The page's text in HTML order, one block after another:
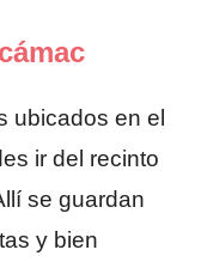
ubicados en el
ir del recinto
se guardan
y bien